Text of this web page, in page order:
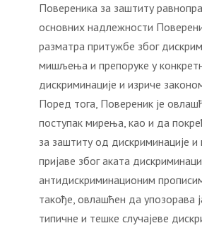
Повереника за заштиту
основних надлежности
разматра притужбе због
мишљења и препоруке у
дискриминације и изриче
Поред тога, Повереник је
поступак мирења, као и да
за заштиту од дискриминације
пријаве због аката
антидискриминационим
такође, овлашћен да упозорава
типичне и тешке случајеве